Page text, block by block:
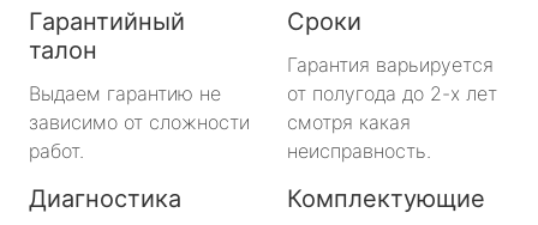
Гарантийный
талон
Выдаем гарантию не
зависимо от сложности
работ.
Сроки
Гарантия варьируется
от полугода до 2-х лет
смотря какая
неисправность.
Диагностика Комплектующие